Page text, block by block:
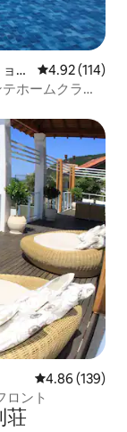
の
レビュー114
4.92 (114)
ホームクラ
レビュー139
4.86 (139)
ロント
荘